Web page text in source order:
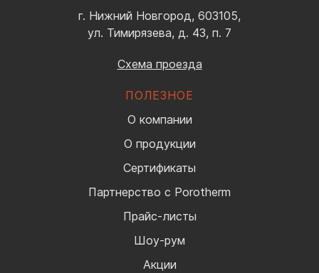
г. Нижний Новгород, 603105,
ул. Тимирязева, д. 43, п. 7
Схема проезда
ПОЛЕЗНОЕ
О компании
О продукции
Сертификаты
Партнерство с Porotherm
Прайс-листы
Шоу-рум
Акции